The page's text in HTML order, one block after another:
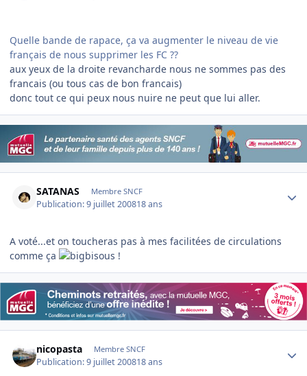
Quelle bande de rapace, ça va augmenter le niveau de vie
français de nous supprimer les FC ??
aux yeux de la droite revancharde nous ne sommes pas des
francais (ou tous cas de bon francais)
donc tout ce qui peux nous nuire ne peut que lui aller.
SATANAS Membre SNCF
Publication:9 juillet 200818 ans
A voté...et on toucheras pas à mes facilitées de circulations
comme ça
!
nicopasta Membre SNCF
Publication:9 juillet 200818 ans